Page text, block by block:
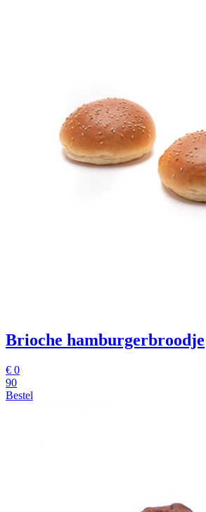
Brioche hamburgerbroodje
€ 0
90
Bestel